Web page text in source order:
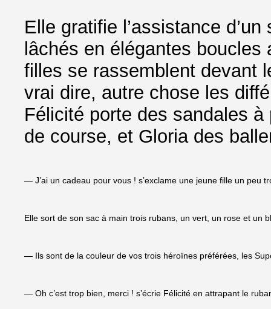
Elle gratifie l’assistance
lâchés en élégantes
filles se rassemblent devant
vrai dire, autre chose les
Félicité porte des sandales
de course, et Gloria des
— J’ai un cadeau pour vous ! s’exclame une jeune fille un peu
Elle sort de son sac à main trois rubans, un vert, un rose et un
— Ils sont de la couleur de vos trois héroïnes préférées, les
— Oh c’est trop bien, merci ! s’écrie Félicité en attrapant le